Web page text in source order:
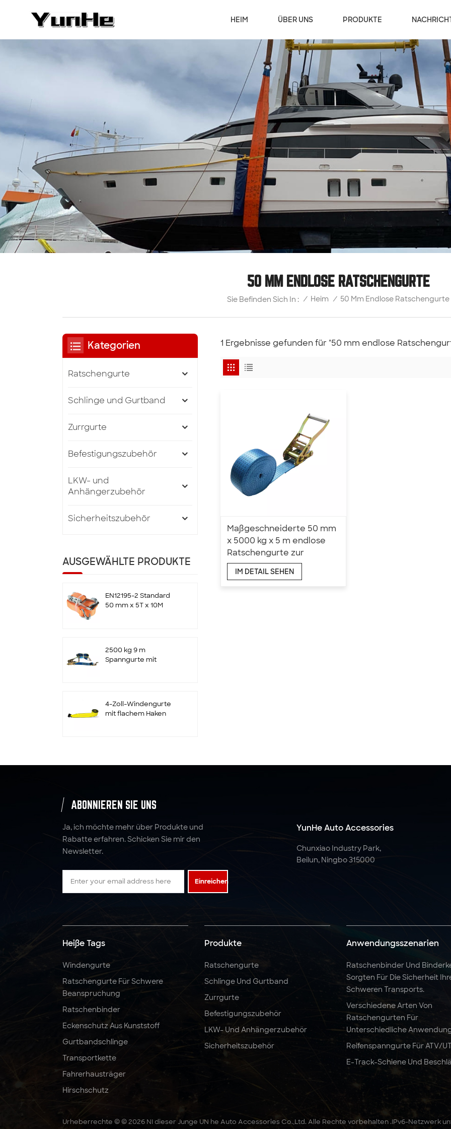
HEIM ÜBER UNS PRODUKTE
50 MM ENDLOSE RATSCHENGURTE
Sie Befinden Sich In : / Heim / 50 Mm Endlose Ratschengurte
1 Ergebnisse gefunden für "50 mm endlose
Maßgeschneiderte 50 mm
x 5000 kg x 5 m endlose
Ratschengurte zur
Befestigung
IM DETAIL SEHEN
Kategorien
Ratschengurte
Schlinge und Gurtband
Zurrgurte
Befestigungszubehör
LKW- und
Anhängerzubehör
Sicherheitszubehör
AUSGEWÄHLTE PRODUKTE
EN12195-2 Standard
50 mm x 5T x 10M
2500 kg 9 m
Spanngurte mit
4-Zoll-Windengurte
mit flachem Haken
x 10000LBS x 10'
Ratsche
Gurtbandschlinge
2" x 10000 LBS x 27
Fuß Ratschengurte,
robust
ABONNIEREN SIE UNS
Ja, ich möchte mehr über Produkte und
Rabatte erfahren. Schicken Sie mir den
Newsletter.
Einreichen
YunHe Auto Accessories
Chunxiao Industry Park,
Beilun, Ningbo 315000
Heiße Tags
Windengurte
Ratschengurte Für Schwere
Beanspruchung
Ratschenbinder
Eckenschutz Aus Kunststoff
Gurtbandschlinge
Transportkette
Fahrerhausträger
Hirschschutz
Produkte
Ratschengurte
Schlinge Und Gurtband
Zurrgurte
Befestigungszubehör
LKW- Und Anhängerzubehör
Sicherheitszubehör
Anwendungsszenarien
Ratschenbinder Und
Sorgten Für Die Sicherheit
Schweren Transports.
Verschiedene Arten Von
Ratschengurten Für
Unterschiedliche
Reifenspanngurte Für ATV/
E-Track-Schiene Und
Urheberrechte © © 2026 NI dieser Junge UN he Auto Accessories Co.,Ltd. Alle Rechte vorbehalten .IPv6-Netzwerk